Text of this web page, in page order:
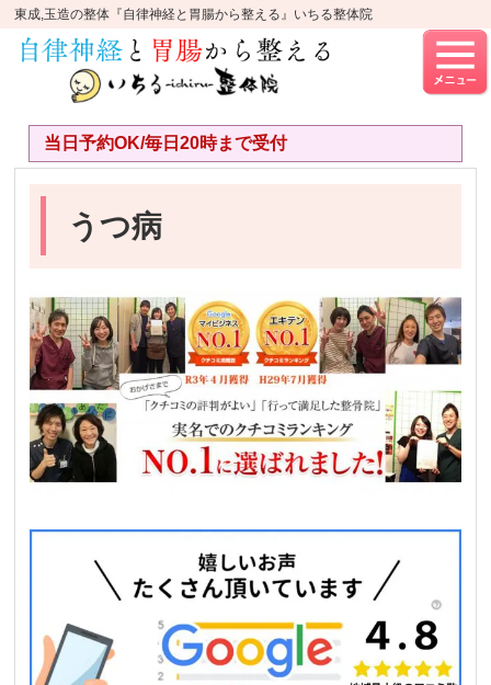
東成,玉造の整体『自律神経と胃腸から整える』いちる整体院
当日予約OK/毎日20時まで受付
うつ病